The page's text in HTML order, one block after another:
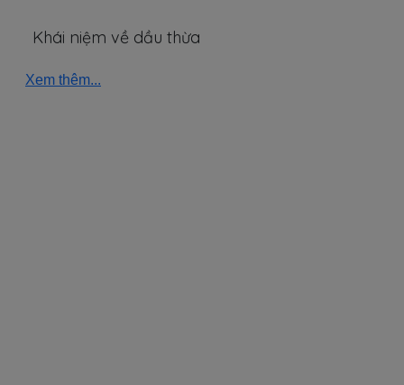
Khái niệm về dầu thừa
Xem thêm...